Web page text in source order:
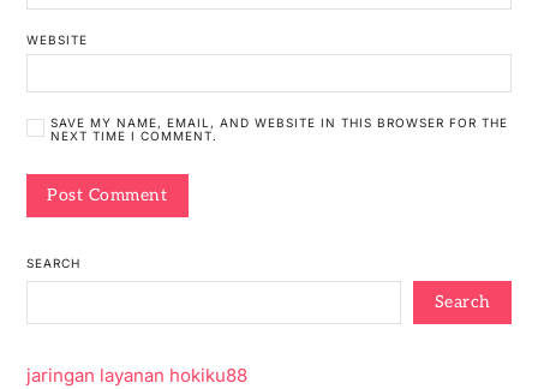
WEBSITE
SAVE MY NAME, EMAIL, AND WEBSITE IN THIS BROWSER FOR THE
NEXT TIME I COMMENT.
SEARCH
Search
jaringan layanan hokiku88